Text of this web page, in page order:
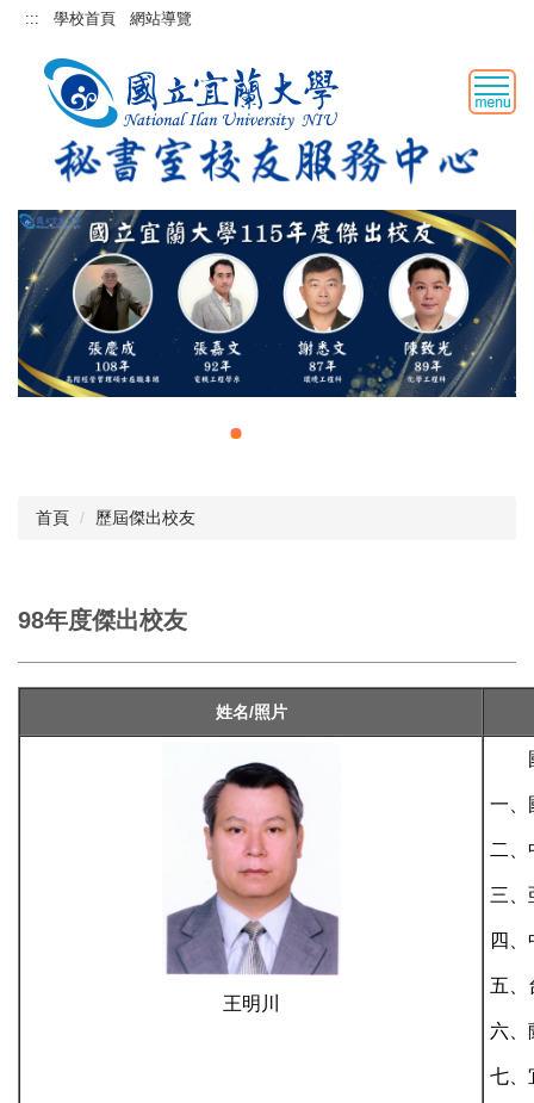
跳::: 學校首頁 網站導覽
首頁 歷屆傑出校友
98年度傑出校友
姓名/照片
王明川
國
一、
二、
三、
四
五、
六、
七、